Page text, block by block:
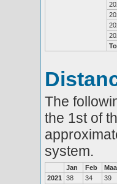
The
the 1st of
system.
Jan Feb Maa
2021
38 34 39